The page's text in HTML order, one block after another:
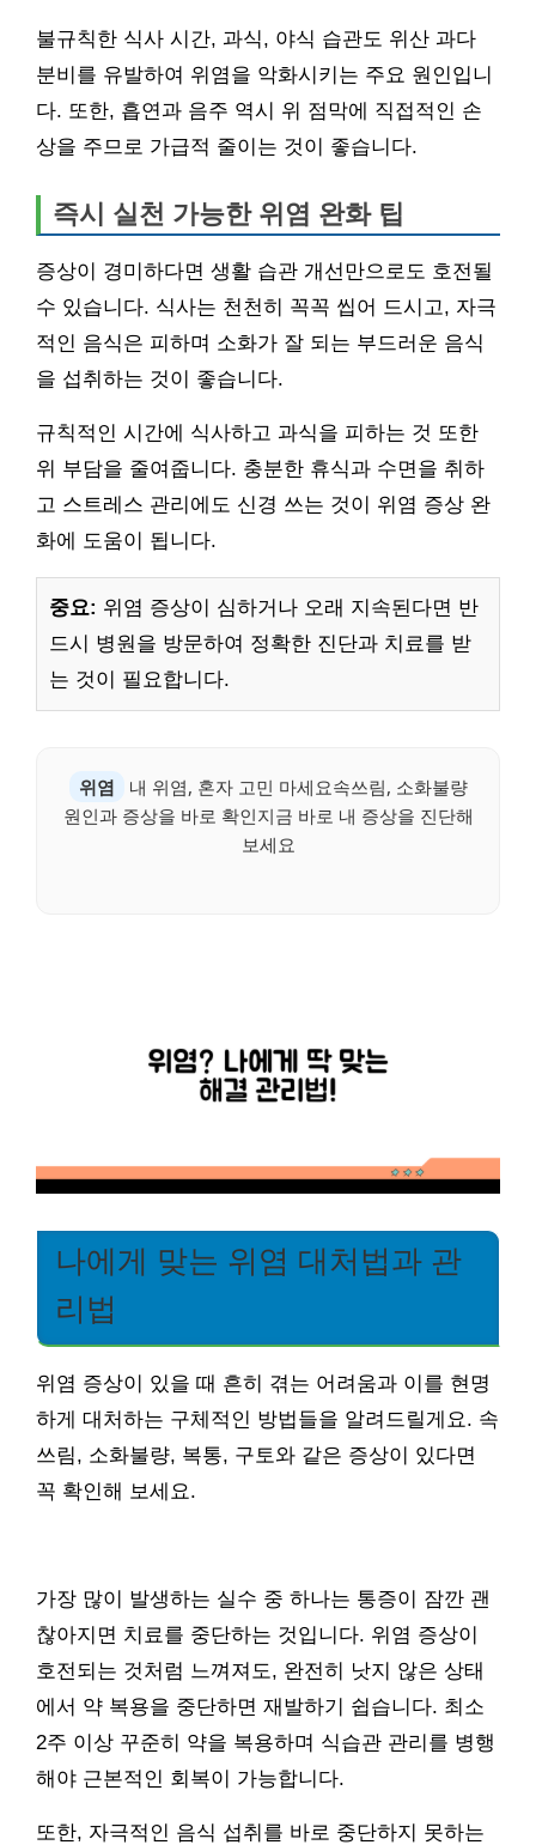
불규칙한 식사 시간, 과식, 야식 습관도 위산 과다
분비를 유발하여 위염을 악화시키는 주요 원인입니
다. 또한, 흡연과 음주 역시 위 점막에 직접적인 손
상을 주므로 가급적 줄이는 것이 좋습니다.
즉시 실천 가능한 위염 완화 팁
증상이 경미하다면 생활 습관 개선만으로도 호전될
수 있습니다. 식사는 천천히 꼭꼭 씹어 드시고, 자극
적인 음식은 피하며 소화가 잘 되는 부드러운 음식
을 섭취하는 것이 좋습니다.
규칙적인 시간에 식사하고 과식을 피하는 것 또한
위 부담을 줄여줍니다. 충분한 휴식과 수면을 취하
고 스트레스 관리에도 신경 쓰는 것이 위염 증상 완
화에 도움이 됩니다.
중요: 위염 증상이 심하거나 오래 지속된다면 반
드시 병원을 방문하여 정확한 진단과 치료를 받
는 것이 필요합니다.
위염
내 위염, 혼자 고민 마세요속쓰림, 소화불량
원인과 증상을 바로 확인지금 바로 내 증상을 진단해
보세요
나에게 맞는 위염 대처법과 관
리법
위염 증상이 있을 때 흔히 겪는 어려움과 이를 현명
하게 대처하는 구체적인 방법들을 알려드릴게요. 속
쓰림, 소화불량, 복통, 구토와 같은 증상이 있다면
꼭 확인해 보세요.
가장 많이 발생하는 실수 중 하나는 통증이 잠깐 괜
찮아지면 치료를 중단하는 것입니다. 위염 증상이
호전되는 것처럼 느껴져도, 완전히 낫지 않은 상태
에서 약 복용을 중단하면 재발하기 쉽습니다. 최소
2주 이상 꾸준히 약을 복용하며 식습관 관리를 병행
해야 근본적인 회복이 가능합니다.
또한, 자극적인 음식 섭취를 바로 중단하지 못하는